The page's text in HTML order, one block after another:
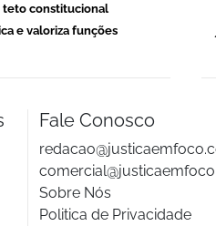
teto constitucional
e valoriza funções
Fale Conosco
Sobre Nós
Politica de Privacidade